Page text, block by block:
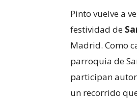
Pinto vuelve a
festividad de
Madrid. Como
parroquia de
participan
un recorrido